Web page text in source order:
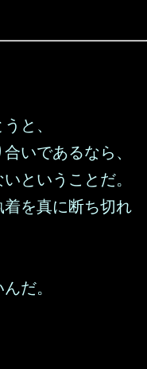
と、
いであるなら、
ということだ。
を真に断ち切れ
だ。